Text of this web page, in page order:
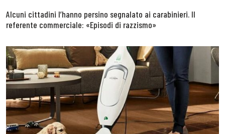
Alcuni cittadini l’hanno persino segnalato ai carabinieri. Il
referente commerciale: «Episodi di razzismo»